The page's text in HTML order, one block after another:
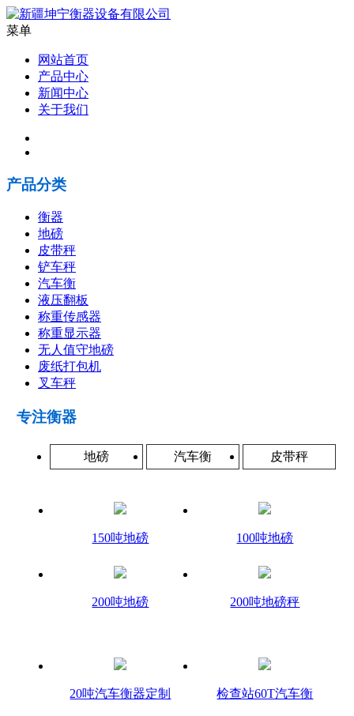
菜单
网站首页
产品中心
新闻中心
关于我们
产品分类
衡器
地磅
皮带秤
铲车秤
汽车衡
液压翻板
称重传感器
称重显示器
无人值守地磅
废纸打包机
叉车秤
专注衡器
地磅 汽车衡 皮带秤
150吨地磅 100吨地磅
200吨地磅 200吨地磅秤
20吨汽车衡器定制 检查站60T汽车衡